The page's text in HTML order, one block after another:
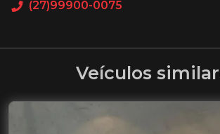
(27)99900-0075
Veículos